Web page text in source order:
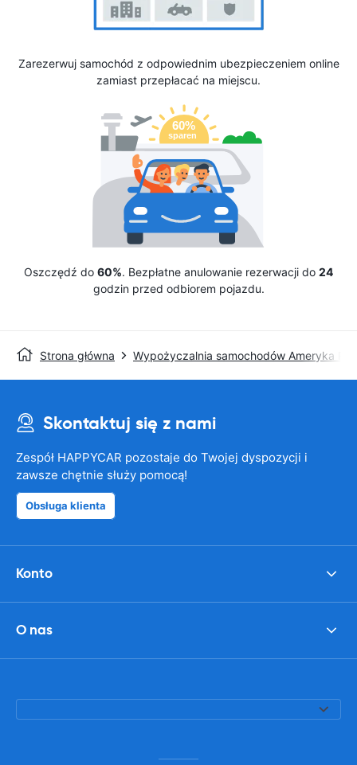
Zarezerwuj samochód z odpowiednim ubezpieczeniem online
zamiast przepłacać na miejscu.
Oszczędź do 60%. Bezpłatne anulowanie rezerwacji do 24
godzin przed odbiorem pojazdu.
Strona główna Wypożyczalnia samochodów Ameryka
Skontaktuj się z nami
Zespół HAPPYCAR pozostaje do Twojej dyspozycji i
zawsze chętnie służy pomocą!
Obsługa klienta
Konto
O nas